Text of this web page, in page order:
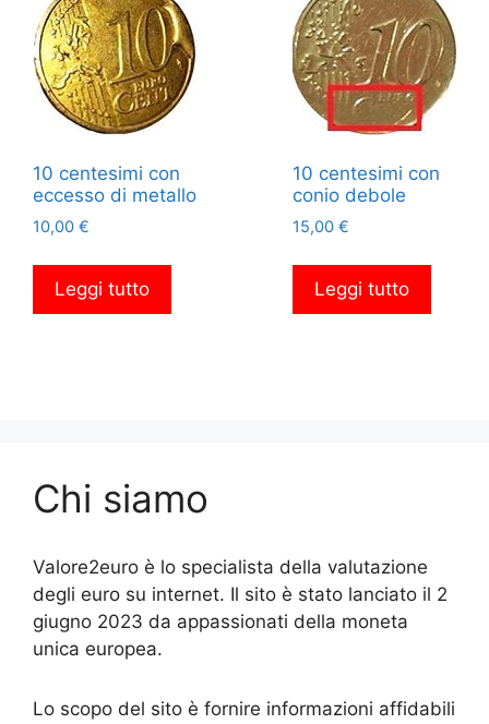
10 centesimi con
eccesso di metallo
10,00 €
Leggi tutto
10 centesimi con
conio debole
15,00 €
Leggi tutto
Chi siamo
Valore2euro è lo specialista della valutazione
degli euro su internet. Il sito è stato lanciato il 2
giugno 2023 da appassionati della moneta
unica europea.
Lo scopo del sito è fornire informazioni affidabili